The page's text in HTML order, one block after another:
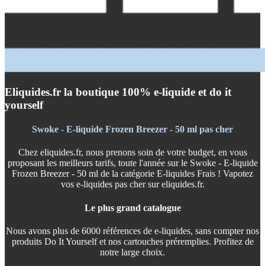
Eliquides.fr la boutique 100% e-liquide et do it
yourself
Swoke - E-liquide Frozen Breezer - 50 ml pas cher
Chez eliquides.fr, nous prenons soin de votre budget, en vous
proposant les meilleurs tarifs, toute l'année sur le Swoke - E-liquide
Frozen Breezer - 50 ml de la catégorie E-liquides Frais ! Vapotez
vos e-liquides pas cher sur eliquides.fr.
Le plus grand catalogue
Nous avons plus de 6000 références de e-liquides, sans compter nos
produits Do It Yourself et nos cartouches préremplies. Profitez de
notre large choix.